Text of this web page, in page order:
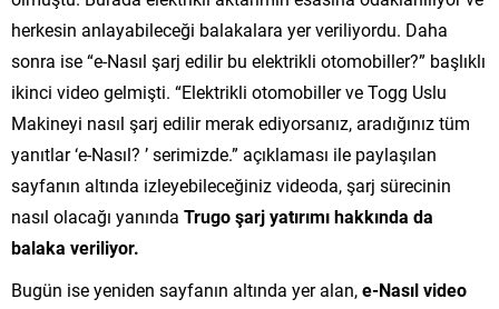
herkesin anlayabileceği balakalara yer veriliyordu. Daha
sonra ise “e-Nasıl şarj edilir bu elektrikli otomobiller?” başlıklı
ikinci video gelmişti. “Elektrikli otomobiller ve Togg Uslu
Makineyi nasıl şarj edilir merak ediyorsanız, aradığınız tüm
yanıtlar ‘e-Nasıl? ’ serimizde.” açıklaması ile paylaşılan
sayfanın altında izleyebileceğiniz videoda, şarj sürecinin
nasıl olacağı yanında Trugo şarj yatırımı hakkında da
balaka veriliyor.
Bugün ise yeniden sayfanın altında yer alan,e-Nasıl video